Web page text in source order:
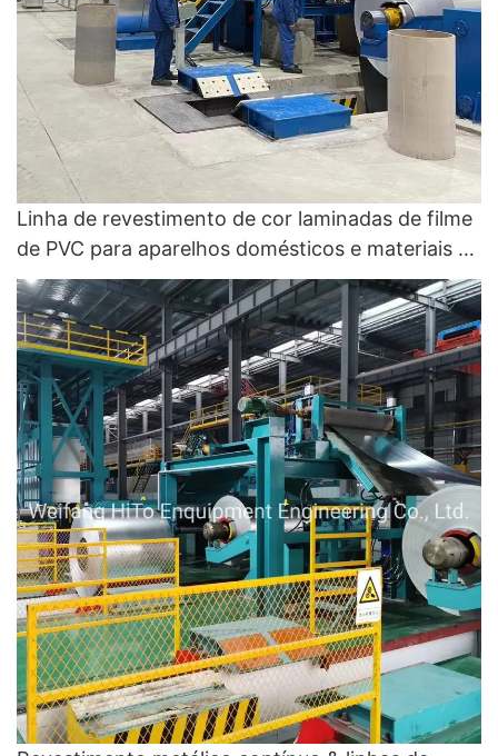
Linha de revestimento de cor laminadas de filme
de PVC para aparelhos domésticos e materiais de
construção - linha de recuperação de cores e
linha de revestimento de cores